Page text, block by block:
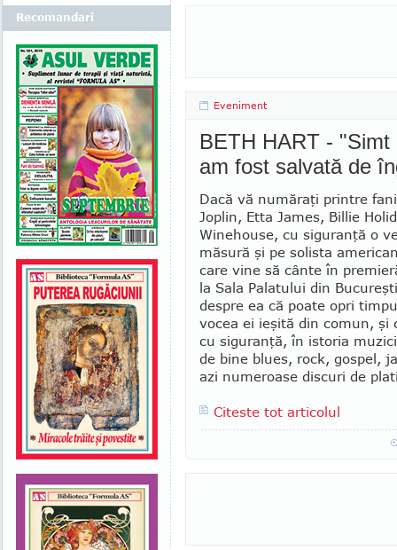
Eveniment
BETH HART -
am fost salvată de
Dacă vă număraţi printre
Joplin, Etta James, Billie
Winehouse, cu siguranţă o
măsură şi pe solista
care vine să cânte în
la Sala Palatului din
despre ea că poate opri
vocea ei ieşită din comun, şi
cu siguranţă, în istoria
de bine blues, rock, gospel,
azi numeroase discuri de
Citeste tot articolul
Recomandari